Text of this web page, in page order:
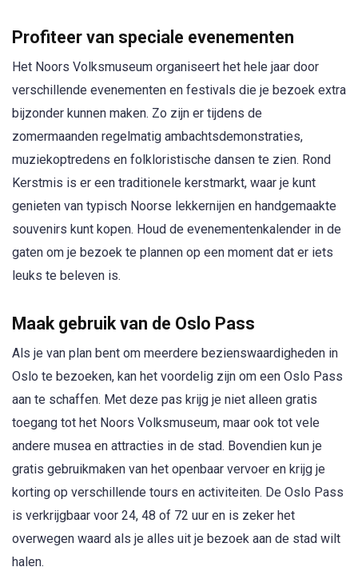
Profiteer van speciale evenementen
Het Noors Volksmuseum organiseert het hele jaar door
verschillende evenementen en festivals die je bezoek extra
bijzonder kunnen maken. Zo zijn er tijdens de
zomermaanden regelmatig ambachtsdemonstraties,
muziekoptredens en folkloristische dansen te zien. Rond
Kerstmis is er een traditionele kerstmarkt, waar je kunt
genieten van typisch Noorse lekkernijen en handgemaakte
souvenirs kunt kopen. Houd de evenementenkalender in de
gaten om je bezoek te plannen op een moment dat er iets
leuks te beleven is.
Maak gebruik van de Oslo Pass
Als je van plan bent om meerdere bezienswaardigheden in
Oslo te bezoeken, kan het voordelig zijn om een Oslo Pass
aan te schaffen. Met deze pas krijg je niet alleen gratis
toegang tot het Noors Volksmuseum, maar ook tot vele
andere musea en attracties in de stad. Bovendien kun je
gratis gebruikmaken van het openbaar vervoer en krijg je
korting op verschillende tours en activiteiten. De Oslo Pass
is verkrijgbaar voor 24, 48 of 72 uur en is zeker het
overwegen waard als je alles uit je bezoek aan de stad wilt
halen.